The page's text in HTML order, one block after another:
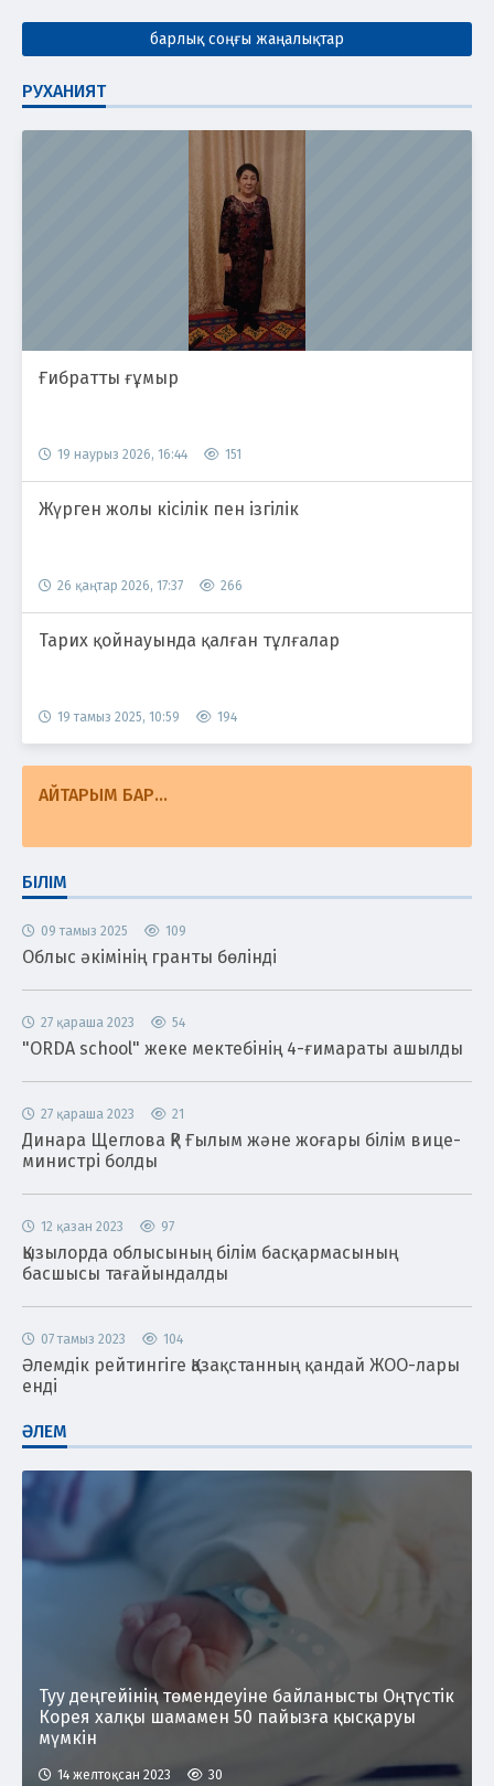
барлық соңғы жаңалықтар
РУХАНИЯТ
Ғибратты ғұмыр
19 наурыз 2026, 16:44 151
Жүрген жолы кісілік пен ізгілік
26 қаңтар 2026, 17:37 266
Тарих қойнауында қалған тұлғалар
19 тамыз 2025, 10:59 194
АЙТАРЫМ БАР...
БІЛІМ
09 тамыз 2025 109
Облыс әкімінің гранты бөлінді
27 қараша 2023 54
"ORDA school" жеке мектебінің 4-ғимараты ашылды
27 қараша 2023 21
Динара Щеглова ҚР Ғылым және жоғары білім вице-
министрі болды
12 қазан 2023 97
Қызылорда облысының білім басқармасының
басшысы тағайындалды
07 тамыз 2023 104
Әлемдік рейтингіге Қазақстанның қандай ЖОО-лары
енді
ӘЛЕМ
Туу деңгейінің төмендеуіне байланысты Оңтүстік
Корея халқы шамамен 50 пайызға қысқаруы
мүмкін
14 желтоқсан 2023 30